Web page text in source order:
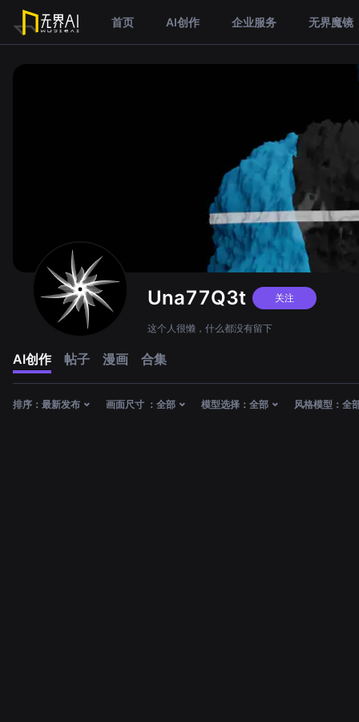
首页 AI创作 企业服务 无界魔镜
Una77Q3t 关注
这个人很懒，什么都没有留下
AI创作 帖子 漫画 合集
排序： 最新发布 画面尺寸 ： 全部 模型选择： 全部 风格模型： 全